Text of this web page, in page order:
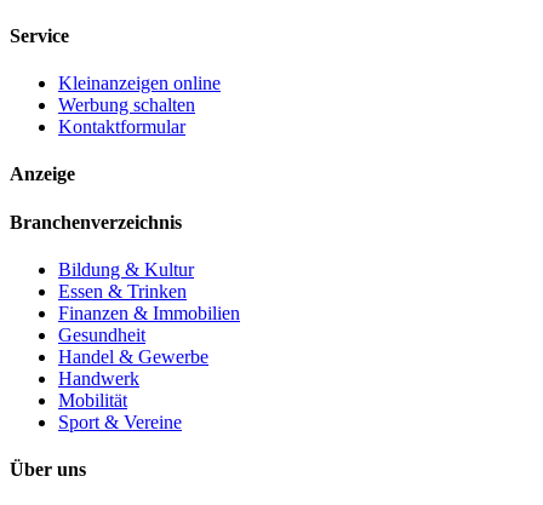
Service
Kleinanzeigen online
Werbung schalten
Kontaktformular
Anzeige
Branchenverzeichnis
Bildung & Kultur
Essen & Trinken
Finanzen & Immobilien
Gesundheit
Handel & Gewerbe
Handwerk
Mobilität
Sport & Vereine
Über uns